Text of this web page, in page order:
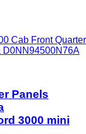
Cab Front Quarter
D0NN94500N76A
Panels
3000 mini